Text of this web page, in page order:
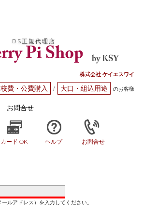
RS正規代理店
株式会社 ケイエスワイ
校費・公費購入 / 大口・組込用途 のお客様
お問合せ
カード OK ヘルプ お問合せ